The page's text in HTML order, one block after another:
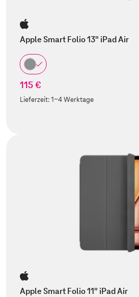
Apple Smart Folio 13" iPad Air
115 €
Lieferzeit:1-4 Werktage
Apple Smart Folio 11" iPad Air